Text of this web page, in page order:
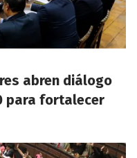
abren diálogo
para fortalecer